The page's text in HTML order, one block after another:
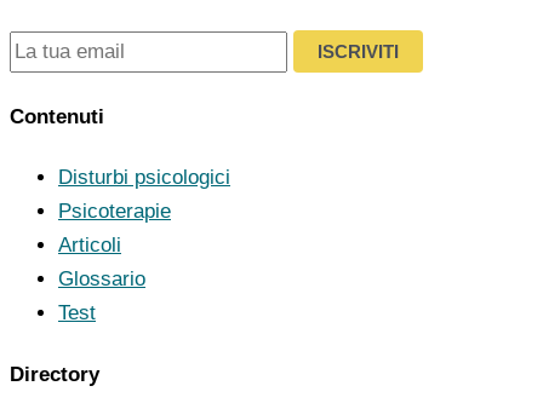
ISCRIVITI
Contenuti
Disturbi psicologici
Psicoterapie
Articoli
Glossario
Test
Directory